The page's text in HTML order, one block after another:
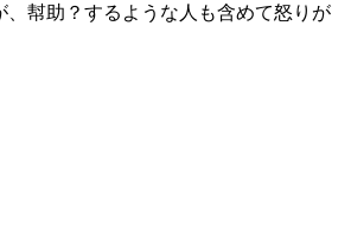
、幇助？するような人も含めて怒りが